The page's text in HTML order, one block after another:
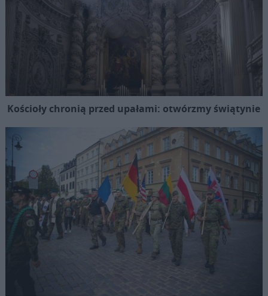
Kościoły chronią przed upałami: otwórzmy świątynie